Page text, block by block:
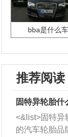
bba是什么车
推荐阅读
固特异轮胎什
<&list>固特异
的汽车轮胎品